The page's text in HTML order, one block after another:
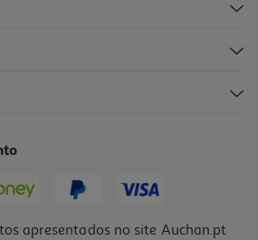
apresentados no site Auchan.pt